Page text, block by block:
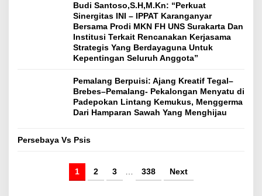
Budi Santoso,S.H,M.Kn: “Perkuat
Sinergitas INI – IPPAT Karanganyar
Bersama Prodi MKN FH UNS Surakarta Dan
Institusi Terkait Rencanakan Kerjasama
Strategis Yang Berdayaguna Untuk
Kepentingan Seluruh Anggota”
Pemalang Berpuisi: Ajang Kreatif Tegal–
Brebes–Pemalang- Pekalongan Menyatu di
Padepokan Lintang Kemukus, Menggerma
Dari Hamparan Sawah Yang Menghijau
Persebaya Vs Psis
1 2 3 … 338 Next